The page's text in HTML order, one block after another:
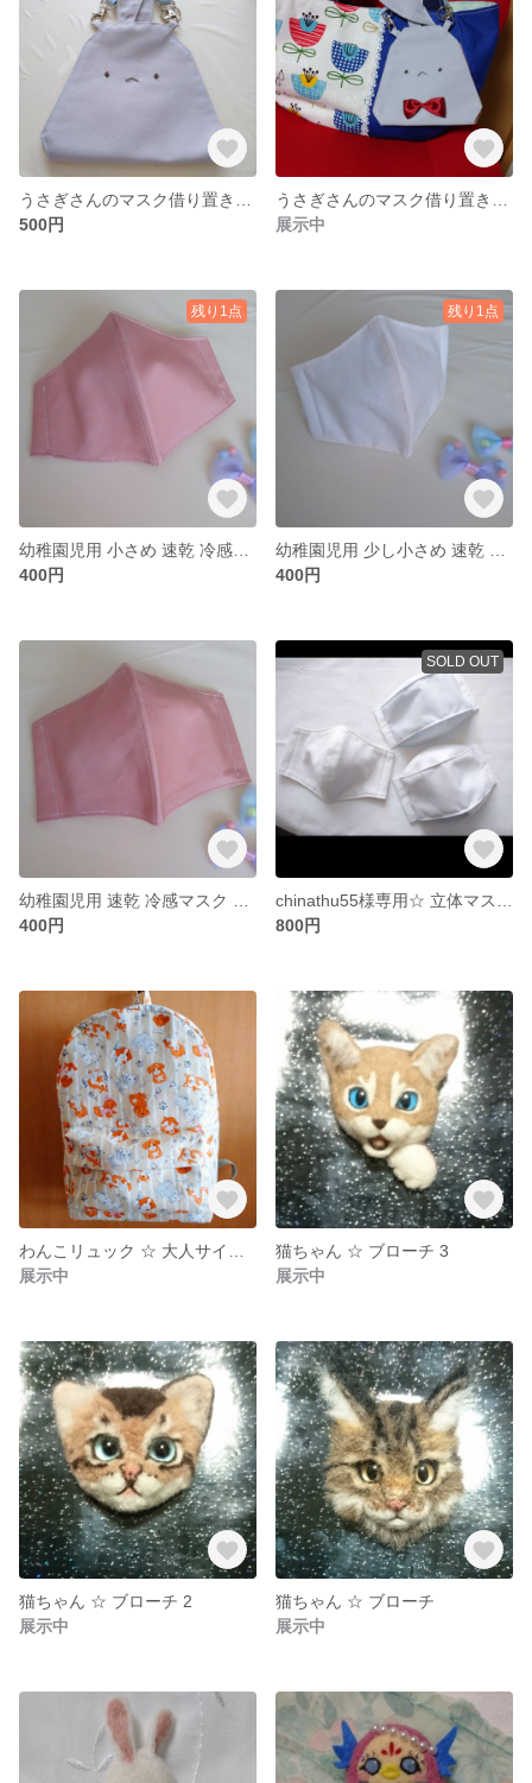
500円
展示中
残り1点
400円
残り1点
400円
400円
SOLD OUT
800円
展示中
猫ちゃん ☆ ブローチ 3
展示中
猫ちゃん ☆ ブローチ 2
展示中
猫ちゃん ☆ ブローチ
展示中